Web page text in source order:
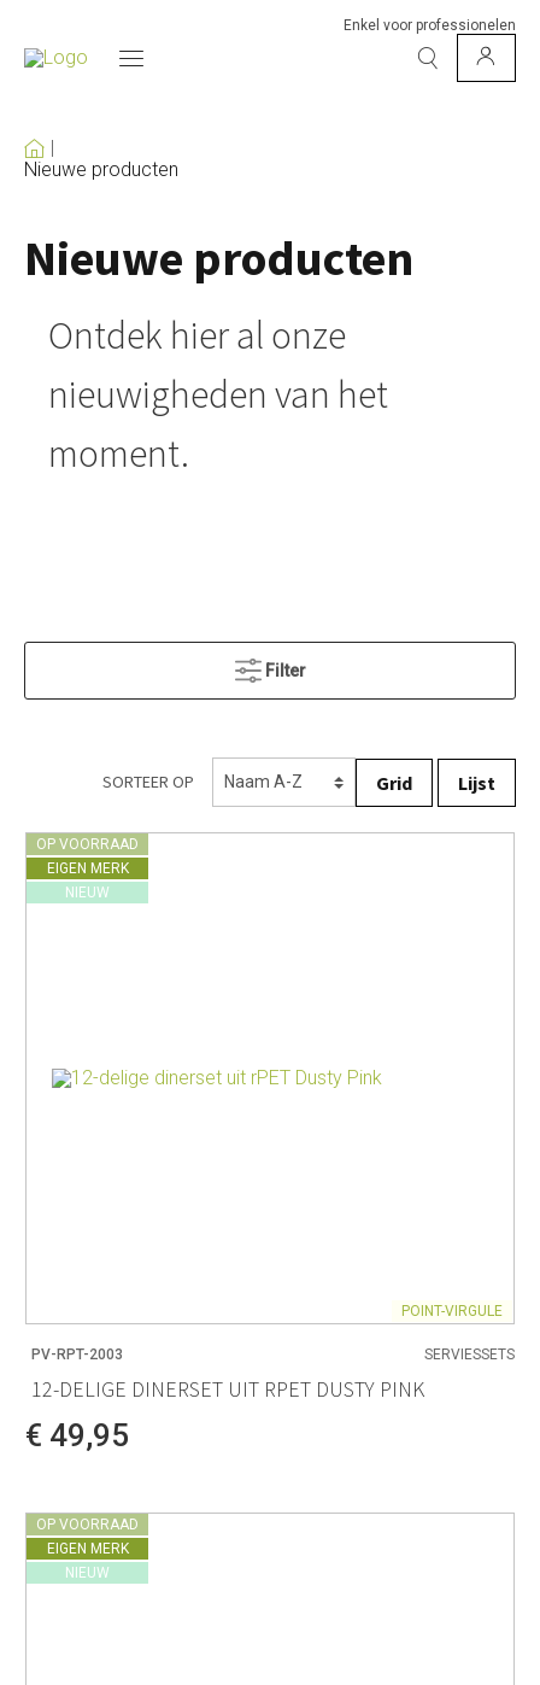
Enkel voor professionelen
Nieuwe producten
Nieuwe producten
Ontdek hier al onze
nieuwigheden van het
moment.
Filter
SORTEER OP Grid Lijst
OP VOORRAAD
EIGEN MERK
NIEUW
POINT-VIRGULE
PV-RPT-2003 SERVIESSETS
12-DELIGE DINERSET UIT RPET DUSTY PINK
€ 49,95
OP VOORRAAD
EIGEN MERK
NIEUW